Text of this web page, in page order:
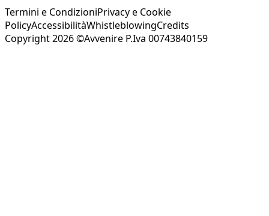
Termini e CondizioniPrivacy e Cookie
PolicyAccessibilitàWhistleblowingCredits
Copyright 2026 ©Avvenire P.Iva 00743840159